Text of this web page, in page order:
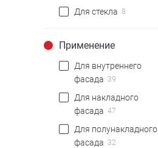
Для стекла 8
Применение
Для внутреннего
фасада 39
Для накладного
фасада 47
Для полунакладного
фасада 32